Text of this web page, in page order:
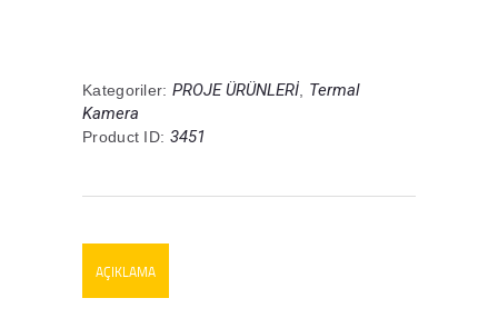
Kategoriler: PROJE ÜRÜNLERİ, Termal
Kamera
Product ID: 3451
AÇIKLAMA